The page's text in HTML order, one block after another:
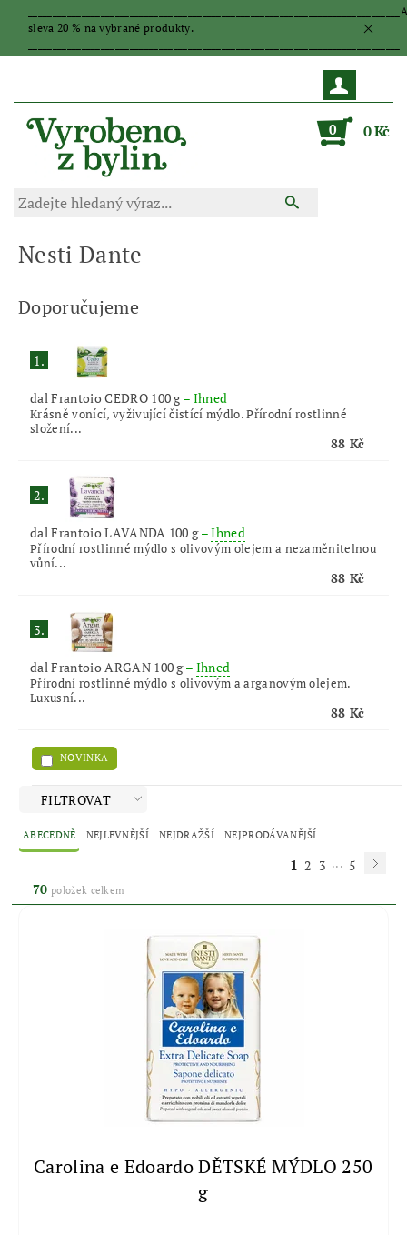
sleva 20 % na vybrané produkty.
0 0 Kč
Nesti Dante
Doporučujeme
1.
dal Frantoio CEDRO 100 g– Ihned
Krásně vonící, vyživující čistící mýdlo. Přírodní rostlinné
složení...
88 Kč
2.
dal Frantoio LAVANDA 100 g–Ihned
Přírodní rostlinné mýdlo s olivovým olejem a nezaměnitelnou
vůní...
88 Kč
3.
dal Frantoio ARGAN 100 g– Ihned
Přírodní rostlinné mýdlo s olivovým a arganovým olejem.
Luxusní...
88 Kč
NOVINKA
FILTROVAT
ABECEDNĚ NEJLEVNĚJŠÍ NEJDRAŽŠÍ NEJPRODÁVANĚJŠÍ
1 2 3 ... 5
70 položek celkem
Carolina e Edoardo DĚTSKÉ MÝDLO 250
g